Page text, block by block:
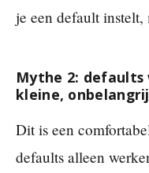
je een default instelt,
Mythe 2:
kleine,
Dit is een
defaults alleen